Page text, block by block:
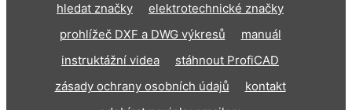
hledat značky
elektrotechnické značky
prohlížeč DXF a DWG výkresů
manuál
instruktážní videa
stáhnout ProfiCAD
zásady ochrany osobních údajů
kontakt